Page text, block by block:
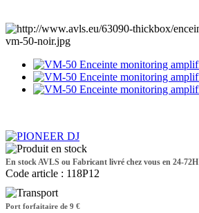
En stock AVLS ou Fabricant livré chez vous en 24-72H
Code article : 118P12
Port forfaitaire de 9 €